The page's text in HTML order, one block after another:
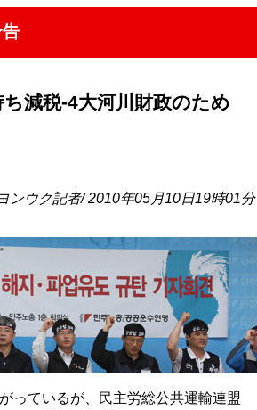
減税-4大河川財政のため
ンウク記者/ 2010年05月10日19時01分
っているが、民主労総公共運輸連盟